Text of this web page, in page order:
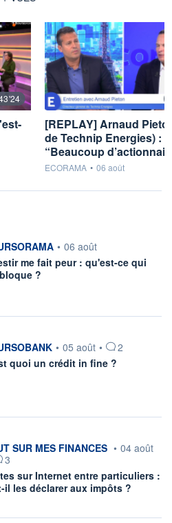
[REPLAY] Arnaud
de Technip Energies) :
“Beaucoup
information fournie par
ECORAMA • 06 août
fournie par
• 06 août
me fait peur : qu'est-ce qui
?
fournie par
• 05 août •
2
quoi un crédit in fine ?
fournie par
SUR MES FINANCES • 04 août
3
sur Internet entre particuliers :
il les déclarer aux impôts ?